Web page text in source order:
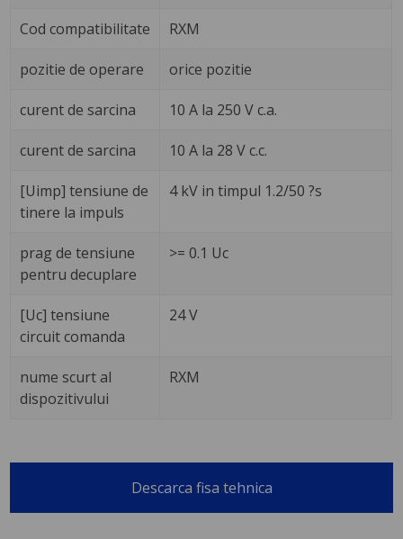
Cod compatibilitate RXM
pozitie de operare orice pozitie
curent de sarcina 10 A la 250 V c.a.
curent de sarcina 10 A la 28 V c.c.
[Uimp] tensiune de
tinere la impuls
4 kV in timpul 1.2/50 ?s
prag de tensiune
pentru decuplare
>= 0.1 Uc
[Uc] tensiune
circuit comanda
24 V
nume scurt al
dispozitivului
RXM
Descarca fisa tehnica